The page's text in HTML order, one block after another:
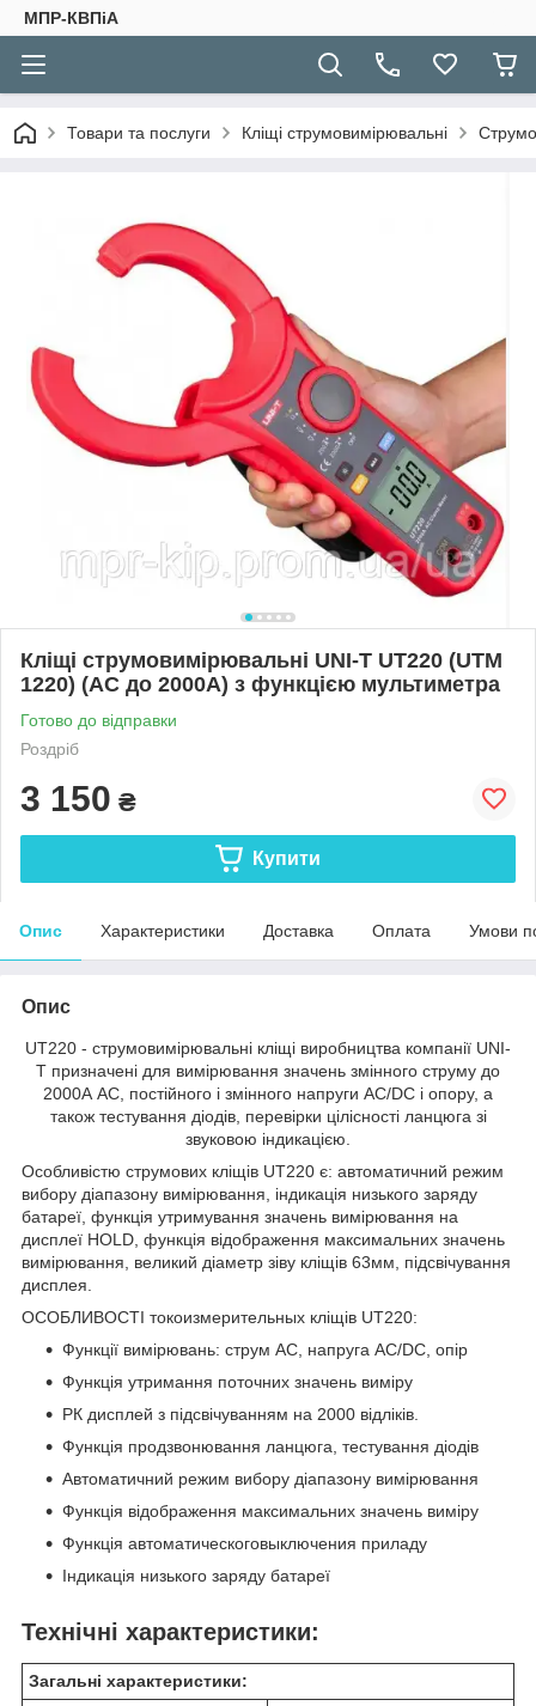
МПР-КВПіА
Товари та послуги Кліщі струмовимірювальні
Кліщі струмовимірювальні UNI-T UT220 (UTM
1220) (AC до 2000А) з функцією мультиметра
Готово до відправки
Роздріб
3 150 ₴
Купити
Опис Характеристики Доставка Оплата Умови
Опис
UT220 - струмовимірювальні кліщі виробництва компанії UNI-
Т призначені для вимірювання значень змінного струму до
2000А АС, постійного і змінного напруги AC/DC і опору, а
також тестування діодів, перевірки цілісності ланцюга зі
звуковою індикацією.
Особливістю струмових кліщів UT220 є: автоматичний режим
вибору діапазону вимірювання, індикація низького заряду
батареї, функція утримування значень вимірювання на
дисплеї HOLD, функція відображення максимальних значень
вимірювання, великий діаметр зіву кліщів 63мм, підсвічування
дисплея.
ОСОБЛИВОСТІ токоизмерительных кліщів UT220:
Функції вимірювань: струм АС, напруга AC/DC, опір
Функція утримання поточних значень виміру
РК дисплей з підсвічуванням на 2000 відліків.
Функція продзвонювання ланцюга, тестування діодів
Автоматичний режим вибору діапазону вимірювання
Функція відображення максимальних значень виміру
Функція автоматическоговыключения приладу
Індикація низького заряду батареї
Технічні характеристики:
Загальні характеристики: